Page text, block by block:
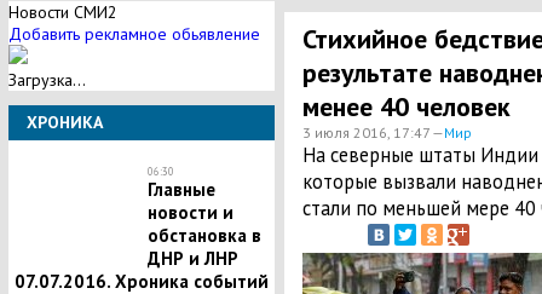
Новости СМИ2
Добавить рекламное обьявление
Загрузка...
ХРОНИКА
06:30
Главные
новости и
обстановка в
ДНР и ЛНР
07.07.2016. Хроника событий
Стихийное
результате
менее 40 человек
3 июля 2016, 17:47 —Мир
​На северные штаты
которые вызвали
стали по меньшей мере 40